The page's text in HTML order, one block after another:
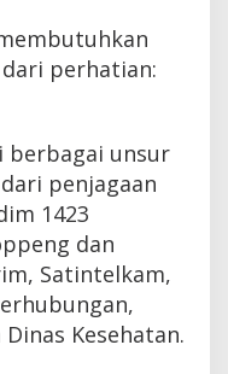
perhatian:
berbagai unsur
penjagaan
1423
dan
Satintelkam,
Kesehatan.